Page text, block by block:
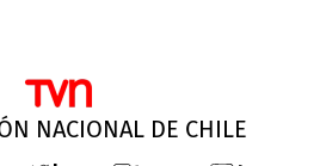
NACIONAL DE CHILE